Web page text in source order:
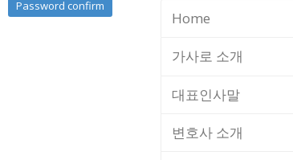
Password confirm
Home
가사로 소개
대표인사말
변호사 소개